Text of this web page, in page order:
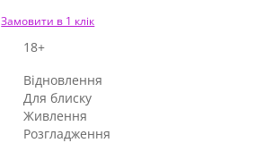
Замовити в 1 клік
18+
Відновлення
Для блиску
Живлення
Розгладження